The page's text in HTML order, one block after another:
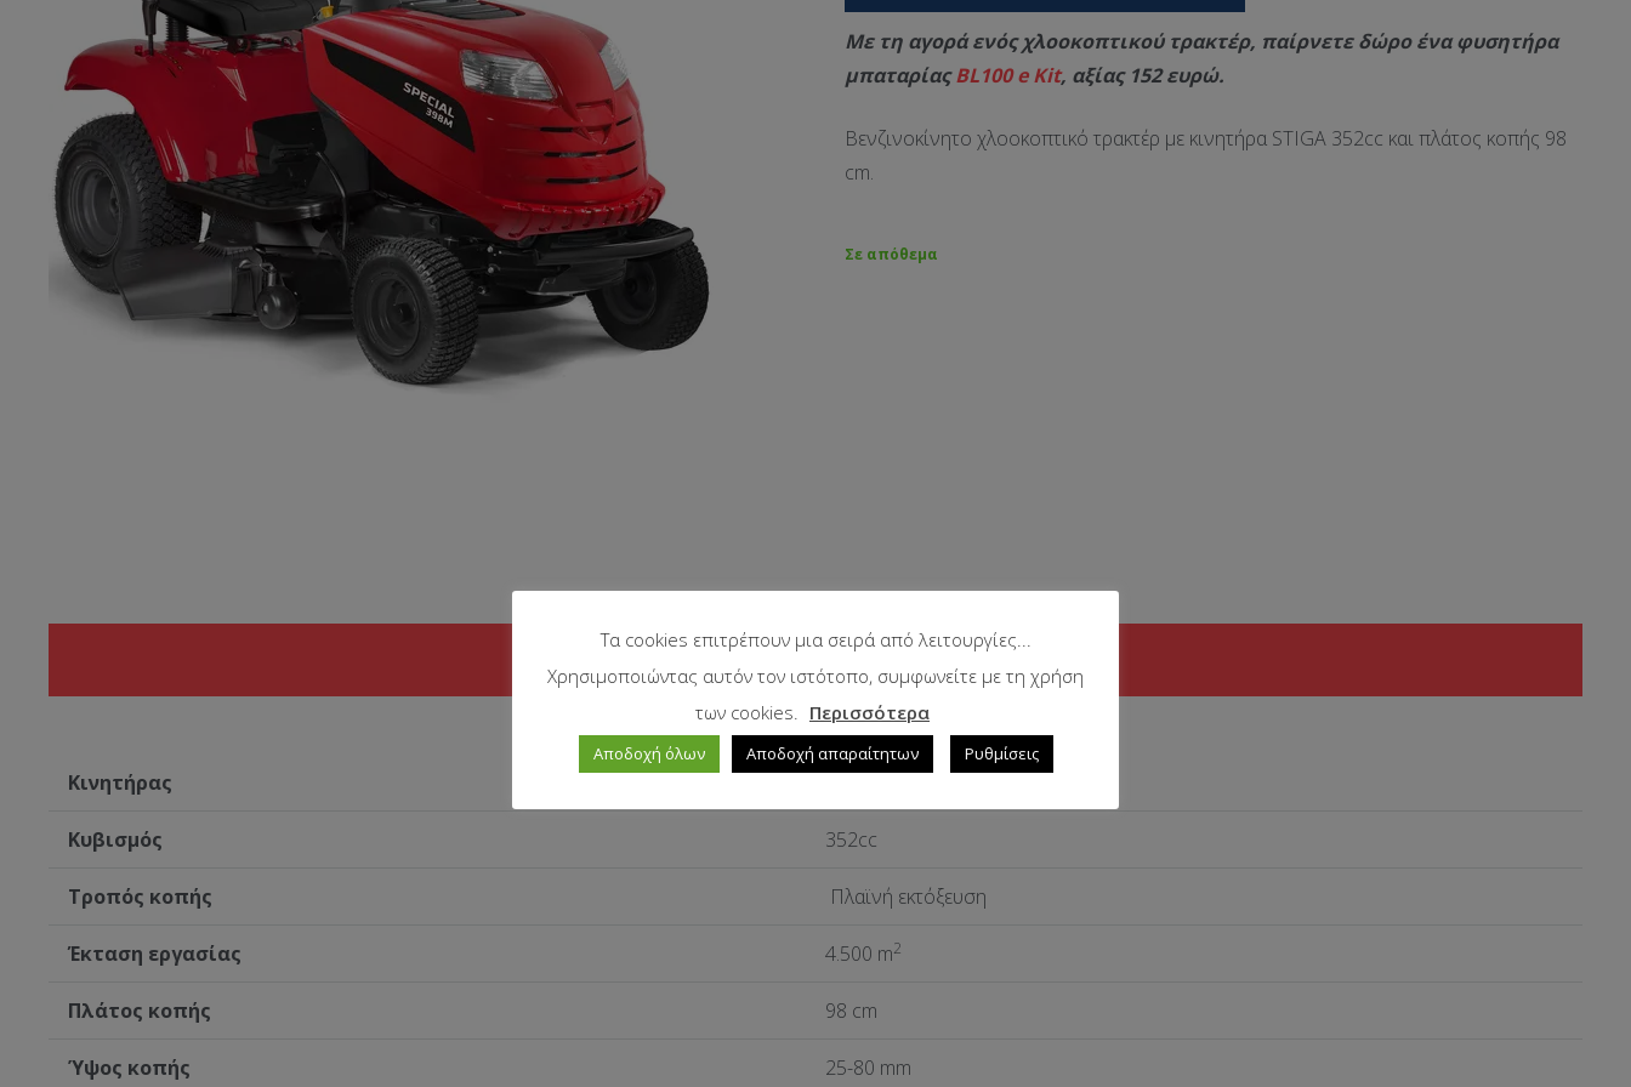
Με τη αγορά ενός χλοοκοπτικού τρακτέρ, παίρνετε δώρο ένα φυσητήρα
μπαταρίαςBL100 e Kit, αξίας 152 ευρώ.
Βενζινοκίνητο χλοοκοπτικό τρακτέρ με κινητήρα STIGA 352cc και πλάτος κοπής 98
cm.
Σε απόθεμα
ΤΕΧΝΙΚΑ ΧΑΡΑΚΤΗΡΙΣΤΙΚΑ
Κινητήρας
Κυβισμός 352cc
Tροπός κοπής Πλαϊνή εκτόξευση
Έκταση εργασίας 4.500 m2
Πλάτος κοπής 98 cm
Ύψος κοπής 25-80 mm
Τα cookies επιτρέπουν μια σειρά από λειτουργίες...
Χρησιμοποιώντας αυτόν τον ιστότοπο, συμφωνείτε με τη χρήση
των cookies. Περισσότερα
Αποδοχή όλων Αποδοχή απαραίτητων Ρυθμίσεις